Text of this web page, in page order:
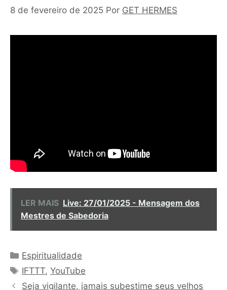
8 de fevereiro de 2025 Por GET HERMES
LER MAIS Live: 27/01/2025 - Mensagem dos
Mestres de Sabedoria
Categorias
Espiritualidade
Tags
IFTTT,YouTube
Seja vigilante, jamais subestime seus velhos